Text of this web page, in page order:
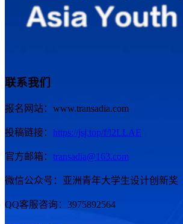
联系我们
报名网站：www.transadia.com
投稿链接： https://jsj.top/f/l2LLAE
官方邮箱： transadia@163.com
微信公众号：亚洲青年大学生设计创新奖
QQ客服咨询：3975892564